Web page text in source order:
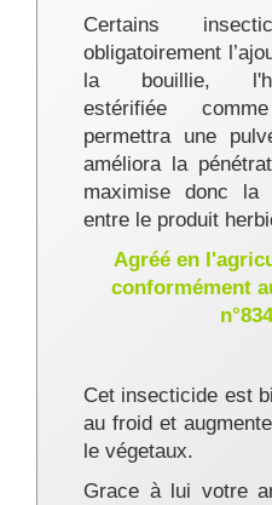
Certains
obligatoirement
la bouillie, l
estérifiée
permettra une
améliora la
maximise donc la
entre le produit
Agréé en
conformément
Cet insecticide est
au froid et
le végetaux.
Grace à lui votre